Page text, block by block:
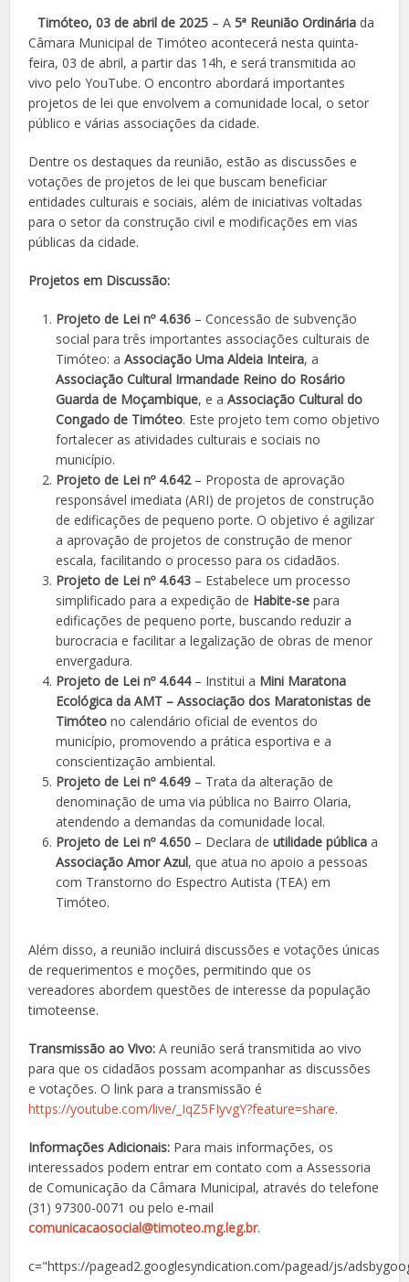
Timóteo, 03 de abril de 2025 – A5ª Reunião Ordinária da
Câmara Municipal de Timóteo acontecerá nesta quinta-
feira, 03 de abril, a partir das 14h, e será transmitida ao
vivo pelo YouTube. O encontro abordará importantes
projetos de lei que envolvem a comunidade local, o setor
público e várias associações da cidade.
Dentre os destaques da reunião, estão as discussões e
votações de projetos de lei que buscam beneficiar
entidades culturais e sociais, além de iniciativas voltadas
para o setor da construção civil e modificações em vias
públicas da cidade.
Projetos em Discussão:
Projeto de Lei nº 4.636 – Concessão de subvenção
social para três importantes associações culturais de
Timóteo: aAssociação Uma Aldeia Inteira, a
Associação Cultural Irmandade Reino do Rosário
Guarda de Moçambique, e aAssociação Cultural do
Congado de Timóteo. Este projeto tem como objetivo
fortalecer as atividades culturais e sociais no
município.
Projeto de Lei nº 4.642– Proposta de aprovação
responsável imediata (ARI) de projetos de construção
de edificações de pequeno porte. O objetivo é agilizar
a aprovação de projetos de construção de menor
escala, facilitando o processo para os cidadãos.
Projeto de Lei nº 4.643 – Estabelece um processo
simplificado para a expedição de Habite-se para
edificações de pequeno porte, buscando reduzir a
burocracia e facilitar a legalização de obras de menor
envergadura.
Projeto de Lei nº 4.644– Institui a Mini Maratona
Ecológica da AMT – Associação dos Maratonistas de
Timóteo no calendário oficial de eventos do
município, promovendo a prática esportiva e a
conscientização ambiental.
Projeto de Lei nº 4.649 – Trata da alteração de
denominação de uma via pública no Bairro Olaria,
atendendo a demandas da comunidade local.
Projeto de Lei nº 4.650 – Declara deutilidade pública a
Associação Amor Azul, que atua no apoio a pessoas
com Transtorno do Espectro Autista (TEA) em
Timóteo.
Além disso, a reunião incluirá discussões e votações únicas
de requerimentos e moções, permitindo que os
vereadores abordem questões de interesse da população
timoteense.
Transmissão ao Vivo: A reunião será transmitida ao vivo
para que os cidadãos possam acompanhar as discussões
e votações. O link para a transmissão é
https://youtube.com/live/_IqZ5FIyvgY?feature=share.
Informações Adicionais: Para mais informações, os
interessados podem entrar em contato com a Assessoria
de Comunicação da Câmara Municipal, através do telefone
(31) 97300-0071 ou pelo e-mail
comunicacaosocial@timoteo.mg.leg.br.
c="https://pagead2.googlesyndication.com/pagead/js/